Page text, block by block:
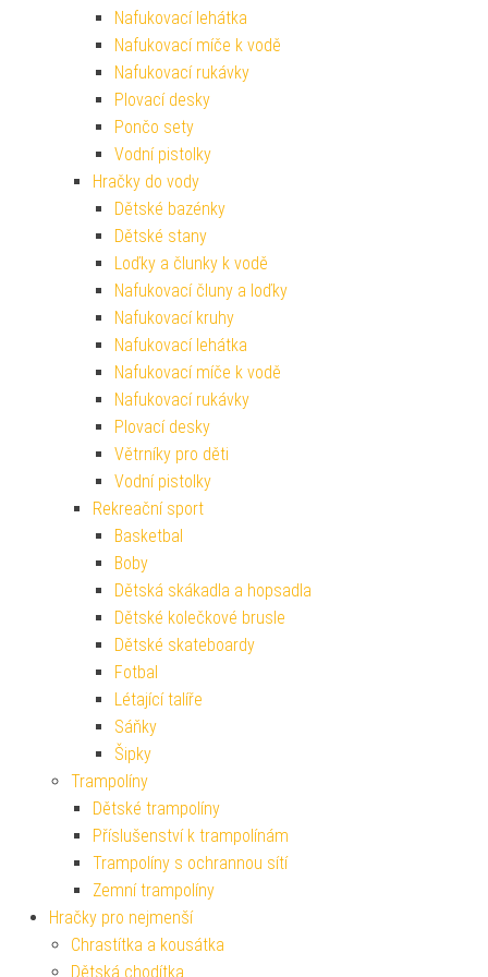
Nafukovací lehátka
Nafukovací míče k vodě
Nafukovací rukávky
Plovací desky
Pončo sety
Vodní pistolky
Hračky do vody
Dětské bazénky
Dětské stany
Loďky a člunky k vodě
Nafukovací čluny a loďky
Nafukovací kruhy
Nafukovací lehátka
Nafukovací míče k vodě
Nafukovací rukávky
Plovací desky
Větrníky pro děti
Vodní pistolky
Rekreační sport
Basketbal
Boby
Dětská skákadla a hopsadla
Dětské kolečkové brusle
Dětské skateboardy
Fotbal
Létající talíře
Sáňky
Šipky
Trampolíny
Dětské trampolíny
Příslušenství k trampolínám
Trampolíny s ochrannou sítí
Zemní trampolíny
Hračky pro nejmenší
Chrastítka a kousátka
Dětská chodítka